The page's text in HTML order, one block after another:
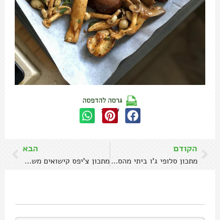
שתפו:
הקודם
מתכון סלופי ג'ו ביתי מהסרטים!
הבא
מתכון צ'יפס קישואים משלושה מרכיבים בלבד